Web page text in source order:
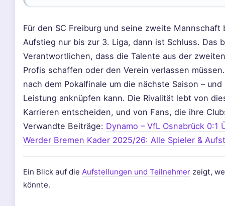
Für den SC Freiburg und seine zweite
Aufstieg nur bis zur 3. Liga, dann ist Schluss. Das
Verantwortlichen, dass die Talente aus der
Profis schaffen oder den Verein verlassen
nach dem Pokalfinale um die nächste Saison –
Leistung anknüpfen kann. Die Rivalität lebt von
Karrieren entscheiden, und von Fans, die ihre
Verwandte Beiträge: Dynamo – VfL Osnabrück
Werder Bremen Kader 2025/26: Alle Spieler &
Ein Blick auf die Aufstellungen und Teilnehmer zeigt,
könnte.